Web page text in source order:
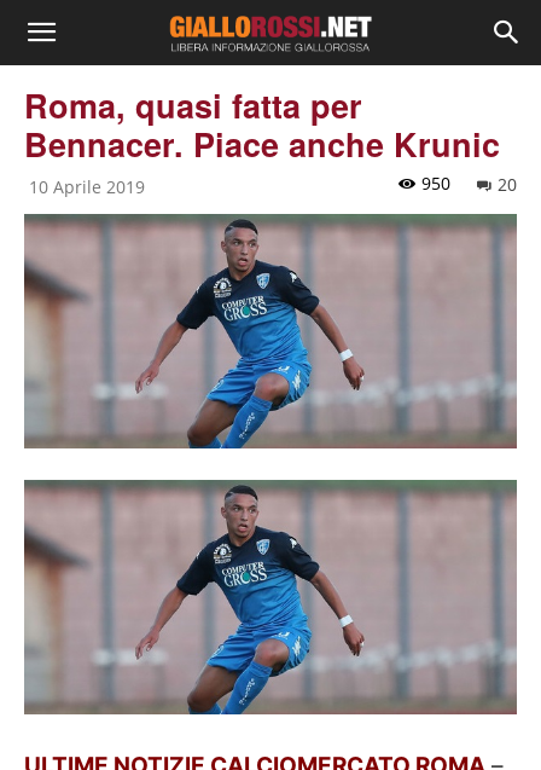
Roma, quasi fatta per
Bennacer. Piace anche Krunic
10 Aprile 2019 20
950